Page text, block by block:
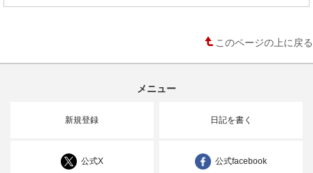
このページの上に戻る
メニュー
新規登録 日記を書く
公式X 公式facebook